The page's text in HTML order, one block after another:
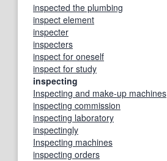
inspected the plumbing
inspect element
inspecter
inspecters
inspect for oneself
inspect for study
inspecting
Inspecting and make-up machines
inspecting commission
inspecting laboratory
inspectingly
Inspecting machines
inspecting orders